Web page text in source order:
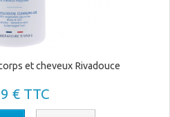
et cheveux Rivadouce
€ TTC